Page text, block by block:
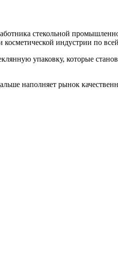
стекольной
косметической индустрии по
упаковку, которые
наполняет рынок